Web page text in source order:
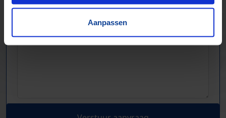
Aanpassen